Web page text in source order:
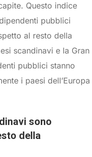
Questo indice
pubblici
al resto della
scandinavi e la Gran
pubblici stanno
i paesi dell’Europa